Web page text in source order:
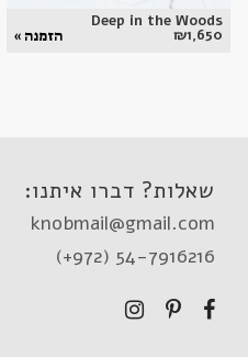
Deep in the Woods
₪1,650 הזמנה »
שאלות? דברו איתנו:
knobmail@gmail.com
(+972) 54-7916216